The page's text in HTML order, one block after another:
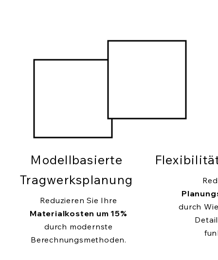
Modellbasierte
Tragwerksplanung
Reduzieren Sie Ihre
Materialkosten um 15%
durch modernste
Berechnungsmethoden.
durch